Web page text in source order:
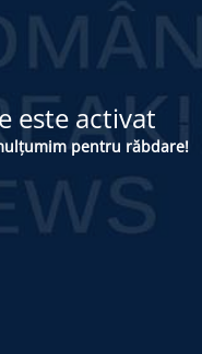
este activat
pentru răbdare!